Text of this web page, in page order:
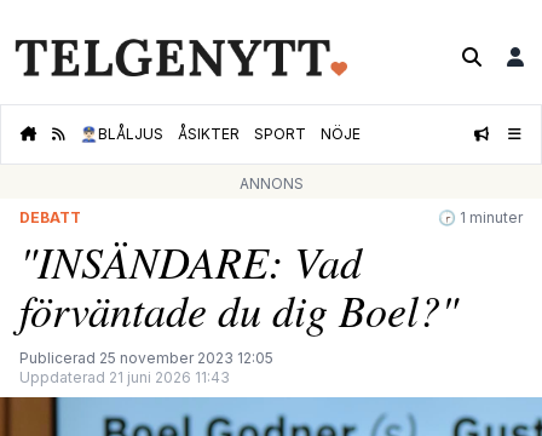
👮🏻‍♂️BLÅLJUS ÅSIKTER SPORT NÖJE
ANNONS
DEBATT
🕝 1 minuter
"INSÄNDARE: Vad
förväntade du dig Boel?"
Publicerad 25 november 2023 12:05
Uppdaterad 21 juni 2026 11:43